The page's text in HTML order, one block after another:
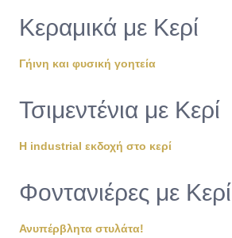
Κεραμικά με Κερί
Γήινη και φυσική γοητεία
Τσιμεντένια με Κερί
Η industrial εκδοχή στο κερί
Φοντανιέρες με Κερί
Ανυπέρβλητα στυλάτα!